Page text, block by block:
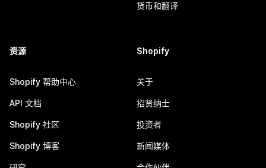
货币和翻译
资源
Shopify 帮助中心
API 文档
Shopify 社区
Shopify 博客
Shopify
关于
招贤纳士
投资者
新闻媒体